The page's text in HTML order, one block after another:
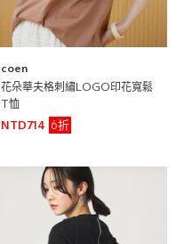
coen
花朵華夫格刺繡LOGO印花寬鬆
T恤
NTD714
6折